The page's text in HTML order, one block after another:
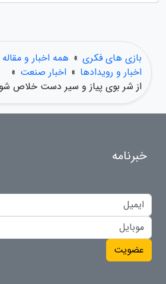
بازی های فکری » همه اخبار و
اخبار و رویدادها » اخبار صنعت »
از شر بوی پیاز و سیر دست خلاص
خبرنامه
عضویت